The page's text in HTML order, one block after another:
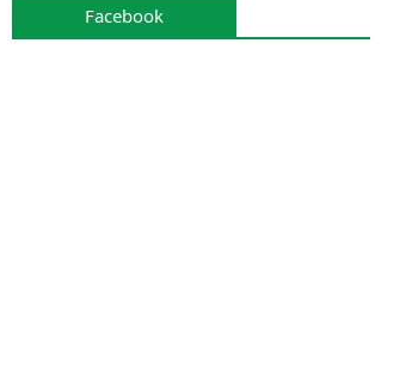
Facebook